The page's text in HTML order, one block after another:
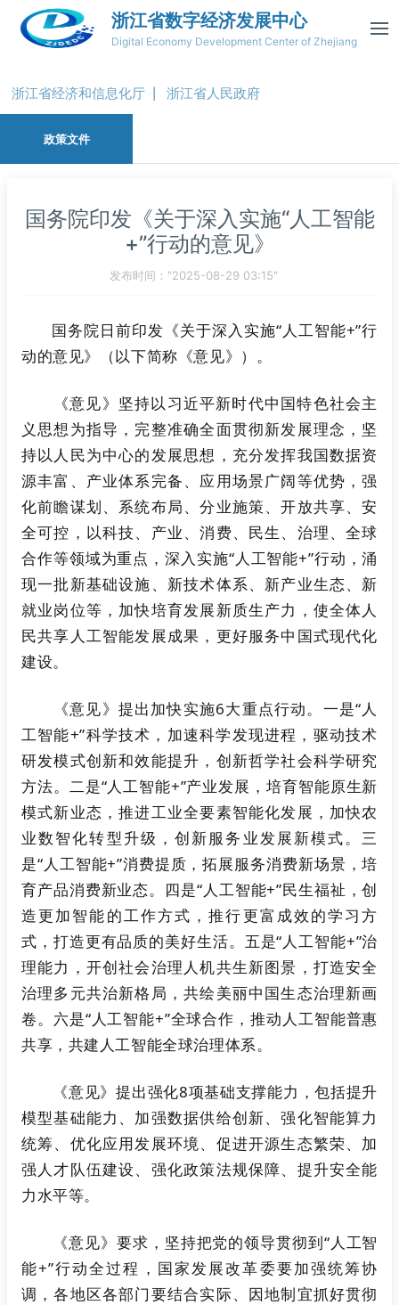
浙江省数字经济发展中心
Digital Economy Development Center of Zhejiang
浙江省经济和信息化厅 浙江省人民政府
政策文件
国务院印发《关于深入实施“人工智能
+”行动的意见》
发布时间："2025-08-29 03:15"
国务院日前印发《关于深入实施“人工智能+”行
动的意见》（以下简称《意见》）。
《意见》坚持以习近平新时代中国特色社会主
义思想为指导，完整准确全面贯彻新发展理念，坚
持以人民为中心的发展思想，充分发挥我国数据资
源丰富、产业体系完备、应用场景广阔等优势，强
化前瞻谋划、系统布局、分业施策、开放共享、安
全可控，以科技、产业、消费、民生、治理、全球
合作等领域为重点，深入实施“人工智能+”行动，涌
现一批新基础设施、新技术体系、新产业生态、新
就业岗位等，加快培育发展新质生产力，使全体人
民共享人工智能发展成果，更好服务中国式现代化
建设。
《意见》提出加快实施6大重点行动。一是“人
工智能+”科学技术，加速科学发现进程，驱动技术
研发模式创新和效能提升，创新哲学社会科学研究
方法。二是“人工智能+”产业发展，培育智能原生新
模式新业态，推进工业全要素智能化发展，加快农
业数智化转型升级，创新服务业发展新模式。三
是“人工智能+”消费提质，拓展服务消费新场景，培
育产品消费新业态。四是“人工智能+”民生福祉，创
造更加智能的工作方式，推行更富成效的学习方
式，打造更有品质的美好生活。五是“人工智能+”治
理能力，开创社会治理人机共生新图景，打造安全
治理多元共治新格局，共绘美丽中国生态治理新画
卷。六是“人工智能+”全球合作，推动人工智能普惠
共享，共建人工智能全球治理体系。
《意见》提出强化8项基础支撑能力，包括提升
模型基础能力、加强数据供给创新、强化智能算力
统筹、优化应用发展环境、促进开源生态繁荣、加
强人才队伍建设、强化政策法规保障、提升安全能
力水平等。
《意见》要求，坚持把党的领导贯彻到“人工智
能+”行动全过程，国家发展改革委要加强统筹协
调，各地区各部门要结合实际、因地制宜抓好贯彻